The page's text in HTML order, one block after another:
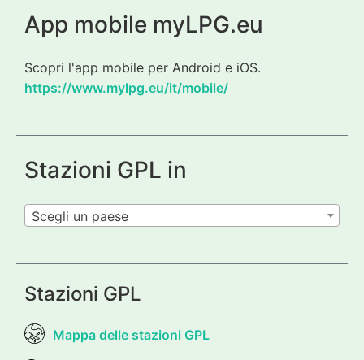
App mobile myLPG.eu
Scopri l'app mobile per Android e iOS.
https://www.mylpg.eu/it/mobile/
Stazioni GPL in
Scegli un paese
Stazioni GPL
Mappa delle stazioni GPL